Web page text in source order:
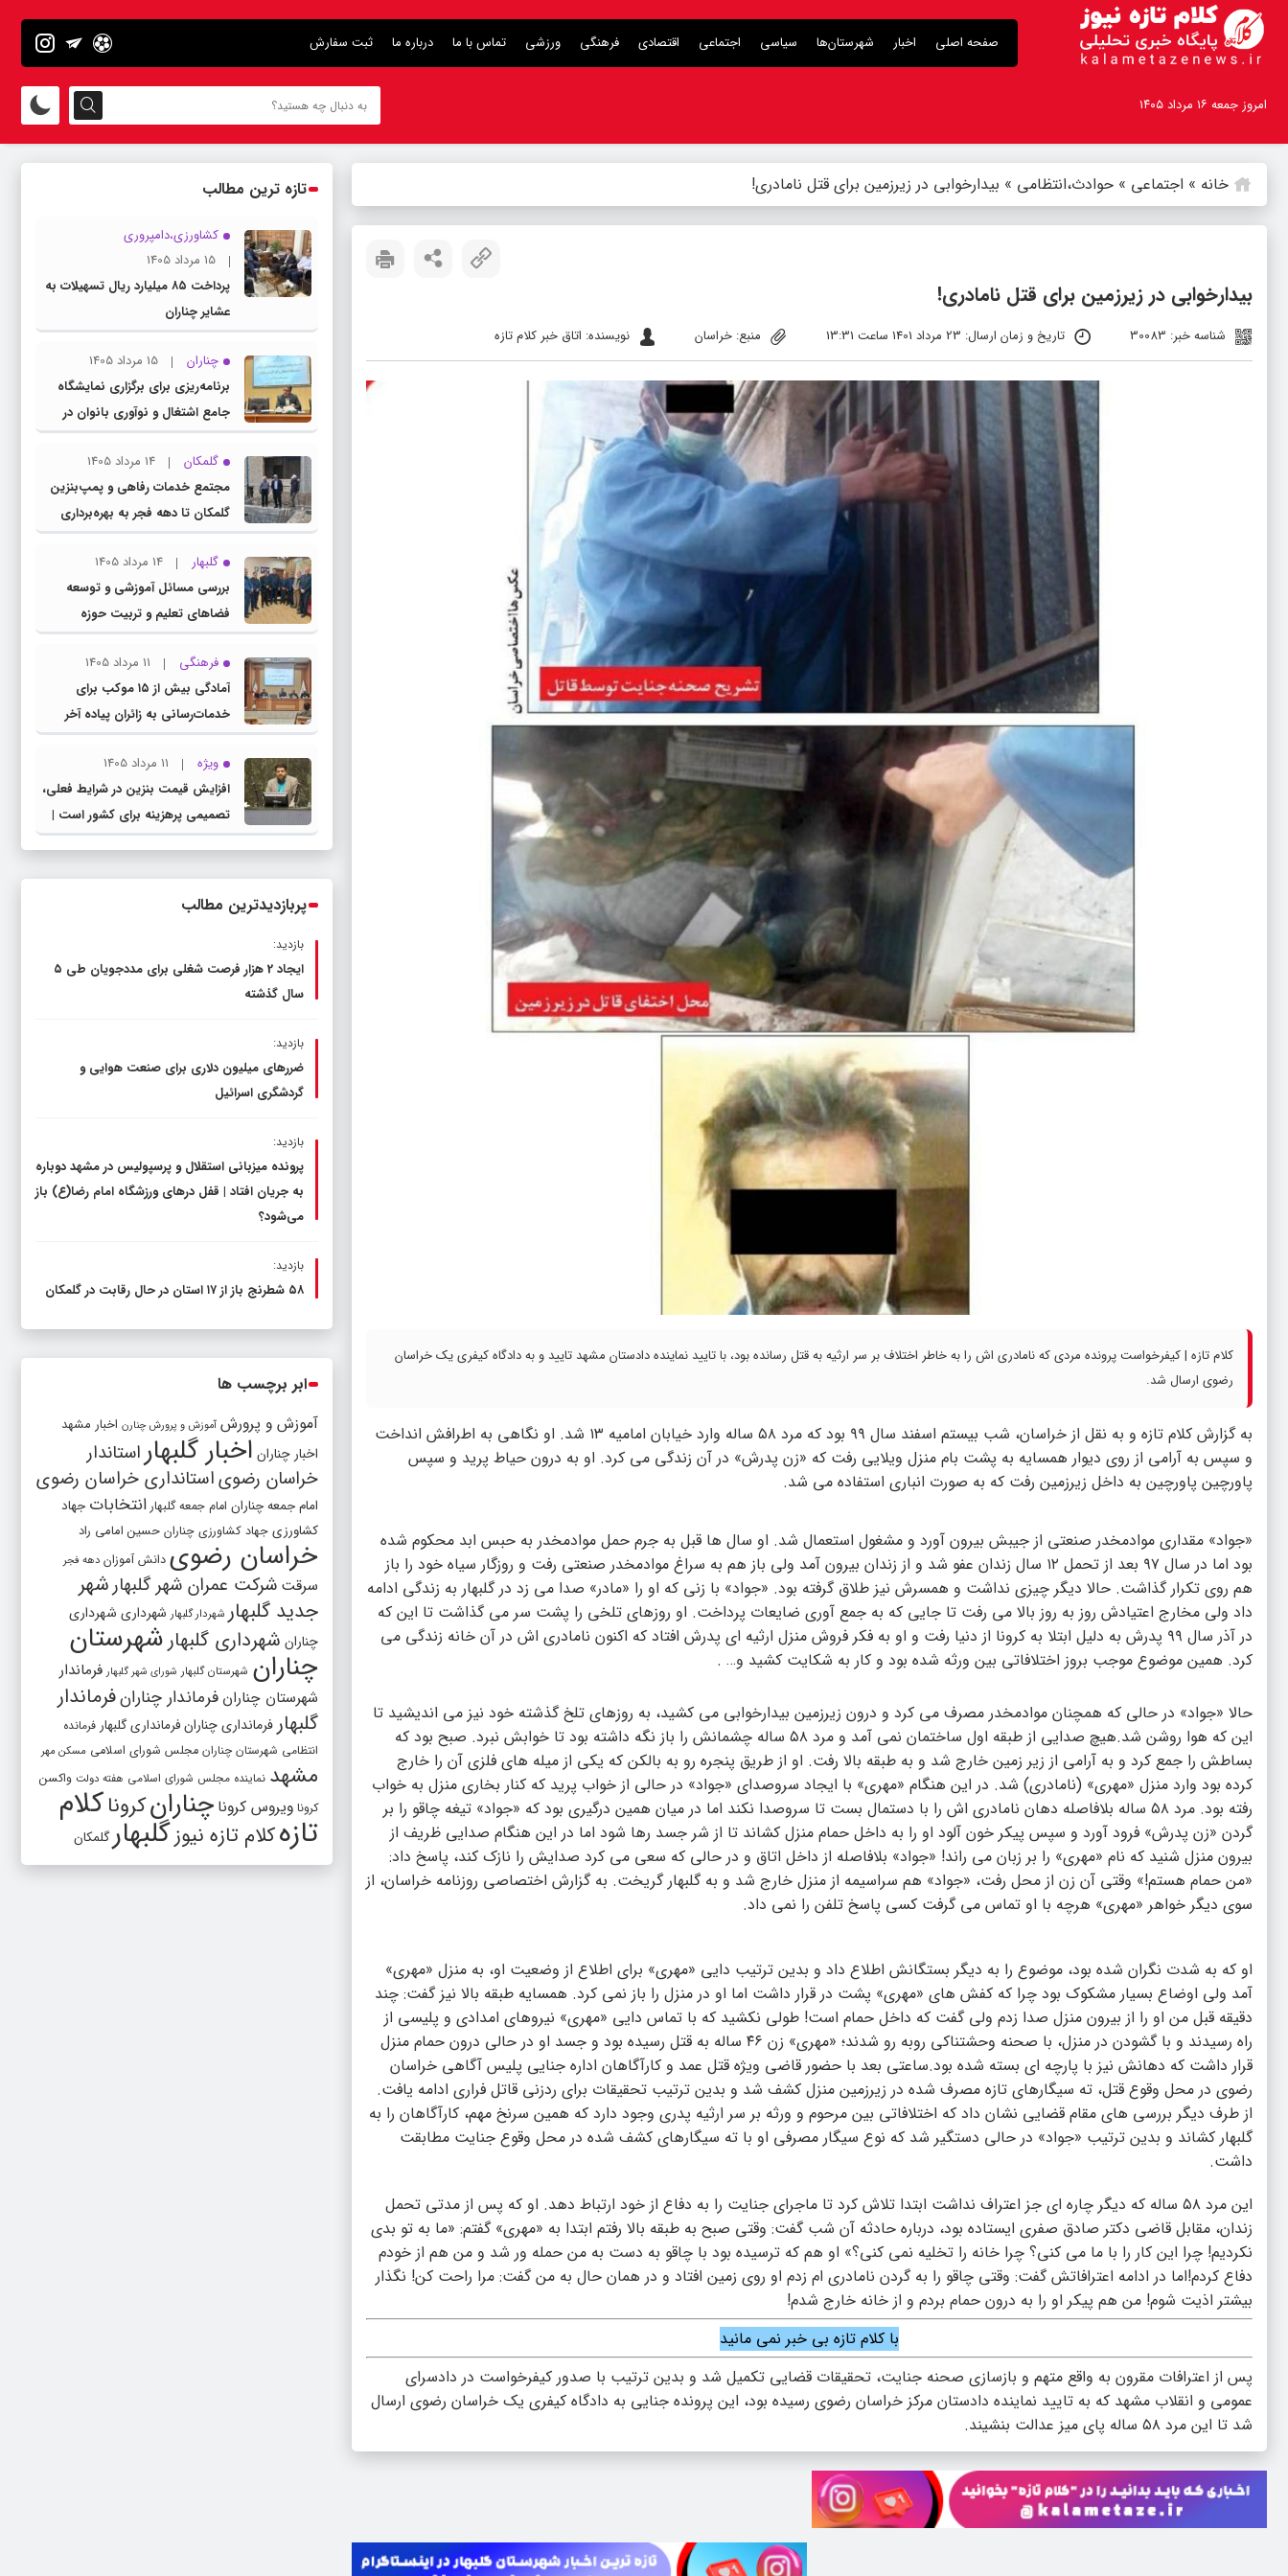
صفحه اصلی اخبار شهرستان‌ها سیاسی اجتماعی اقتصادی فرهنگی ورزشی تماس با ما درباره ما ثبت سفارش
امروز جمعه ۱۶ مرداد ۱۴۰۵
خانه » اجتماعی » حوادث،انتظامی » بیدارخوابی در زیرزمین برای قتل نامادری!
بیدارخوابی در زیرزمین برای قتل نامادری!
شناسه خبر: 30083 تاریخ و زمان ارسال: 23 مرداد 1401 ساعت 13:31 منبع: خراسان نویسنده: اتاق خبر کلام تازه
کلام تازه | کیفرخواست پرونده مردی که نامادری اش را به خاطر اختلاف بر سر ارثیه به قتل رسانده بود، با تایید نماینده دادستان مشهد تایید و به دادگاه کیفری یک خراسان
رضوی ارسال شد.
به گزارش کلام تازه و به نقل از خراسان، شب بیستم اسفند سال ۹۹ بود که مرد ۵۸ ساله وارد خیابان امامیه ۱۳ شد. او نگاهی به اطرافش انداخت
و سپس به آرامی از روی دیوار همسایه به پشت بام منزل ویلایی رفت که «زن پدرش» در آن زندگی می کرد. او به درون حیاط پرید و سپس
پاورچین پاورچین به داخل زیرزمین رفت که به صورت انباری استفاده می شد.
«جواد» مقداری موادمخدر صنعتی از جیبش بیرون آورد و مشغول استعمال شد. او سال ها قبل به جرم حمل موادمخدر به حبس ابد محکوم شده
بود اما در سال ۹۷ بعد از تحمل ۱۲ سال زندان عفو شد و از زندان بیرون آمد ولی باز هم به سراغ موادمخدر صنعتی رفت و روزگار سیاه خود را باز
هم روی تکرار گذاشت. حالا دیگر چیزی نداشت و همسرش نیز طلاق گرفته بود. «جواد» با زنی که او را «مادر» صدا می زد در گلبهار به زندگی ادامه
داد ولی مخارج اعتیادش روز به روز بالا می رفت تا جایی که به جمع آوری ضایعات پرداخت. او روزهای تلخی را پشت سر می گذاشت تا این که
در آذر سال ۹۹ پدرش به دلیل ابتلا به کرونا از دنیا رفت و او به فکر فروش منزل ارثیه ای پدرش افتاد که اکنون نامادری اش در آن خانه زندگی می
کرد. همین موضوع موجب بروز اختلافاتی بین ورثه شده بود و کار به شکایت کشید و… .
حالا «جواد» در حالی که همچنان موادمخدر مصرف می کرد و درون زیرزمین بیدارخوابی می کشید، به روزهای تلخ گذشته خود نیز می اندیشید تا
این که هوا روشن شد.هیچ صدایی از طبقه اول ساختمان نمی آمد و مرد ۵۸ ساله چشمانش را باز نگه داشته بود تا خوابش نبرد. صبح بود که
بساطش را جمع کرد و به آرامی از زیر زمین خارج شد و به طبقه بالا رفت. او از طریق پنجره رو به بالکن که یکی از میله های فلزی آن را خارج
کرده بود وارد منزل «مهری» (نامادری) شد. در این هنگام «مهری» با ایجاد سروصدای «جواد» در حالی از خواب پرید که کنار بخاری منزل به خواب
رفته بود. مرد ۵۸ ساله بلافاصله دهان نامادری اش را با دستمال بست تا سروصدا نکند اما در میان همین درگیری بود که «جواد» تیغه چاقو را بر
گردن «زن پدرش» فرود آورد و سپس پیکر خون آلود او را به داخل حمام منزل کشاند تا از شر جسد رها شود اما در این هنگام صدایی ظریف از
بیرون منزل شنید که نام «مهری» را بر زبان می راند! «جواد» بلافاصله از داخل اتاق و در حالی که سعی می کرد صدایش را نازک کند، پاسخ داد:
«من حمام هستم!» وقتی آن زن از محل رفت، «جواد» هم سراسیمه از منزل خارج شد و به گلبهار گریخت. به گزارش اختصاصی روزنامه خراسان، از
سوی دیگر خواهر «مهری» هرچه با او تماس می گرفت کسی پاسخ تلفن را نمی داد.
او که به شدت نگران شده بود، موضوع را به دیگر بستگانش اطلاع داد و بدین ترتیب دایی «مهری» برای اطلاع از وضعیت او، به منزل «مهری»
آمد ولی اوضاع بسیار مشکوک بود چرا که کفش های «مهری» پشت در قرار داشت اما او در منزل را باز نمی کرد. همسایه طبقه بالا نیز گفت: چند
دقیقه قبل من او را از بیرون منزل صدا زدم ولی گفت که داخل حمام است! طولی نکشید که با تماس دایی «مهری» نیروهای امدادی و پلیسی از
راه رسیدند و با گشودن در منزل، با صحنه وحشتناکی روبه رو شدند؛ «مهری» زن ۴۶ ساله به قتل رسیده بود و جسد او در حالی درون حمام منزل
قرار داشت که دهانش نیز با پارچه ای بسته شده بود.ساعتی بعد با حضور قاضی ویژه قتل عمد و کارآگاهان اداره جنایی پلیس آگاهی خراسان
رضوی در محل وقوع قتل، ته سیگارهای تازه مصرف شده در زیرزمین منزل کشف شد و بدین ترتیب تحقیقات برای ردزنی قاتل فراری ادامه یافت.
از طرف دیگر بررسی های مقام قضایی نشان داد که اختلافاتی بین مرحوم و ورثه بر سر ارثیه پدری وجود دارد که همین سرنخ مهم، کارآگاهان را به
گلبهار کشاند و بدین ترتیب «جواد» در حالی دستگیر شد که نوع سیگار مصرفی او با ته سیگارهای کشف شده در محل وقوع جنایت مطابقت
داشت.
این مرد ۵۸ ساله که دیگر چاره ای جز اعتراف نداشت ابتدا تلاش کرد تا ماجرای جنایت را به دفاع از خود ارتباط دهد. او که پس از مدتی تحمل
زندان، مقابل قاضی دکتر صادق صفری ایستاده بود، درباره حادثه آن شب گفت: وقتی صبح به طبقه بالا رفتم ابتدا به «مهری» گفتم: «ما به تو بدی
نکردیم! چرا این کار را با ما می کنی؟ چرا خانه را تخلیه نمی کنی؟» او هم که ترسیده بود با چاقو به دست به من حمله ور شد و من هم از خودم
دفاع کردم!اما در ادامه اعترافاتش گفت: وقتی چاقو را به گردن نامادری ام زدم او روی زمین افتاد و در همان حال به من گفت: مرا راحت کن! نگذار
بیشتر اذیت شوم! من هم پیکر او را به درون حمام بردم و از خانه خارج شدم!
با کلام تازه بی خبر نمی مانید
پس از اعترافات مقرون به واقع متهم و بازسازی صحنه جنایت، تحقیقات قضایی تکمیل شد و بدین ترتیب با صدور کیفرخواست در دادسرای
عمومی و انقلاب مشهد که به تایید نماینده دادستان مرکز خراسان رضوی رسیده بود، این پرونده جنایی به دادگاه کیفری یک خراسان رضوی ارسال
شد تا این مرد ۵۸ ساله پای میز عدالت بنشیند.
تازه ترین مطالب
کشاورزی،دامپروری
15 مرداد 1405
پرداخت ۸۵ میلیارد ریال تسهیلات به
عشایر چناران
چناران
15 مرداد 1405
برنامه‌ریزی برای برگزاری نمایشگاه
جامع اشتغال و نوآوری بانوان در
چناران
گلمکان
14 مرداد 1405
مجتمع خدمات رفاهی و پمپ‌بنزین
گلمکان تا دهه فجر به بهره‌برداری
می‌رسد
گلبهار
14 مرداد 1405
بررسی مسائل آموزشی و توسعه
فضاهای تعلیم و تربیت حوزه
انتخابیه در نشست مشترک عضو
کمیسیون آموزش مجلس با مدیرکل
آموزش و پرورش خراسان رضوی
فرهنگی
11 مرداد 1405
آمادگی بیش از ۱۵ موکب برای
خدمات‌رسانی به زائران پیاده آخر
صفر در شهرستان چناران
ویژه
11 مرداد 1405
افزایش قیمت بنزین در شرایط فعلی،
تصمیمی پرهزینه برای کشور است |
دولت، قاچاق سوخت و عوامل اصلی
پربازدیدترین مطالب
بازدید:
ایجاد 2 هزار فرصت شغلی برای مددجویان طی ۵
سال گذشته
بازدید:
ضررهای میلیون دلاری برای صنعت هوایی و
گردشگری اسرائیل
بازدید:
پرونده میزبانی استقلال و پرسپولیس در مشهد دوباره
به جریان افتاد | قفل در‌های ورزشگاه امام رضا(ع) باز
می‌شود؟
بازدید:
۵۸ شطرنج‌ باز از ۱۷ استان در حال رقابت در گلمکان
ابر برچسب ها
آموزش و پرورش آموزش و پرورش چنارن اخبار مشهد
اخبار چناران اخبار گلبهار استاندار
خراسان رضویاستانداری خراسان رضوی
امام جمعه چناران امام جمعه گلبهار انتخابات جهاد
کشاورزی جهاد کشاورزی چناران حسین امامی راد
خراسان رضوی دانش آموزان دهه فجر
سرقت شرکت عمران شهر گلبهارشهر
جدید گلبهار شهردار گلبهار شهرداری شهرداری
چناران شهرداری گلبهار شهرستان
چناران شهرستان گلبهار شورای شهر گلبهار فرماندار
شهرستان چناران فرماندار چنارانفرماندار
گلبهار فرمانداری چنارانفرمانداری گلبهار فرمانده
انتظامی شهرستان چناران مجلس شورای اسلامی مسکن مهر
مشهد نماینده مجلس شورای اسلامی هفته دولت واکسن
کرونا ویروس کرونا چنارانکروناکلام
تازهکلام تازه نیوزگلبهارگلمکان